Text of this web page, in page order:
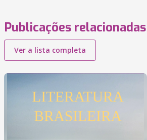
Publicações relacionadas
Ver a lista completa